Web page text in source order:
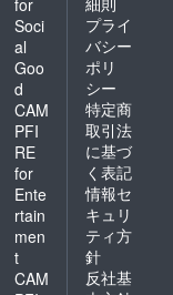
for
Soci
al
Goo
d
CAM
PFI
RE
for
Ente
rtain
men
t
CAM
プライ
バシー
ポリ
シー
特定商
取引法
に基づ
く表記
情報セ
キュリ
ティ方
針
反社基